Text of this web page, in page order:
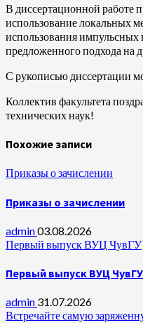
В диссертационной работе
использование локальных
использования импульсных
предложенного подхода на
С рукописью диссертации
Коллектив факультета
технических наук!
Похожие записи
Приказы о зачислении
Приказы о зачислении
admin03.08.2026
Первый выпуск ВУЦ ЧувГУ
Первый выпуск ВУЦ ЧувГУ
admin 31.07.2026
Встречайте самую